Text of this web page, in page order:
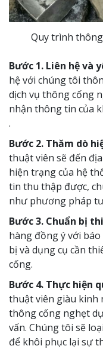
Quy trình
Bước 1. Liên hệ và
hệ với chúng tôi
dịch vụ thông cống
nhận thông tin của
.
Bước 2. Thăm dò
thuật viên sẽ đến
hiện trạng của hệ
tin thu thập được,
như phương pháp
Bước 3. Chuẩn bị
hàng đồng ý với
bị và dụng cụ cần
cống.
Bước 4. Thực hiện
thuật viên giàu kinh
thông cống nghẹt
vấn. Chúng tôi sẽ
để khôi phục lại sự